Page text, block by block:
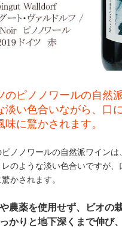
のピノノワールの自然
淡い色合いながら、口
味に驚かされます。
ピノノワールの自然派ワイン
レのような淡い色合いですが
かされます。
農薬を使用せず、ビオの
かりと地下深くまで伸び